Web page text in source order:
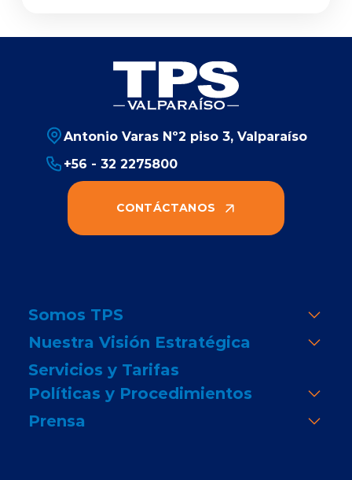
Antonio Varas Nº2 piso 3, Valparaíso
+56 - 32 2275800
CONTÁCTANOS
Somos TPS
Nuestra Visión Estratégica
Servicios y Tarifas
Políticas y Procedimientos
Prensa